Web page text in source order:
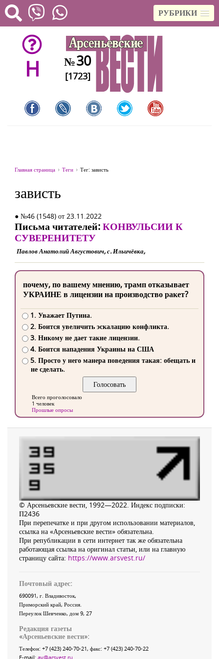
РУБРИКИ
H №30
[1723]
Главная страница Теги Тег: зависть
зависть
● №46 (1548) от 23.11.2022
Письма читателей:КОНВУЛЬСИИ К
СУВЕРЕНИТЕТУ
Павлов Анатолий Августович, с. Ильичёвка,
почему, по вашему мнению, трамп отказывает
УКРАИНЕ в лицензии на производство ракет?
1. Уважает Путина.
2. Боится увеличить эскалацию конфликта.
3. Никому не дает такие лицензии.
4. Боится нападения Украины на США
5. Просто у него манера поведения такая: обещать и
не сделать.
Всего проголосовало
1 человек
Прошлые опросы
© Арсеньевские вести, 1992—2022. Индекс подписки:
П2436
При перепечатке и при другом использовании материалов,
ссылка на «Арсеньевские вести» обязательна.
При републикации в сети интернет так же обязательна
работающая ссылка на оригинал статьи, или на главную
страницу сайта: https://www.arsvest.ru/
Почтовый адрес:
690091, г. Владивосток,
Приморский край, Россия
Переулок Шевченко, дом 9, 27
Редакция газеты
«Арсеньевские вести»:
Телефон: +7 (423) 240-70-21, факс: +7 (423) 240-70-22
E-mail: av@arsvest.ru